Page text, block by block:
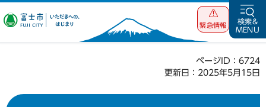
富士市 いただ
緊急情報
検索&
MENU
ページID：6724
更新日：2025年5月15日